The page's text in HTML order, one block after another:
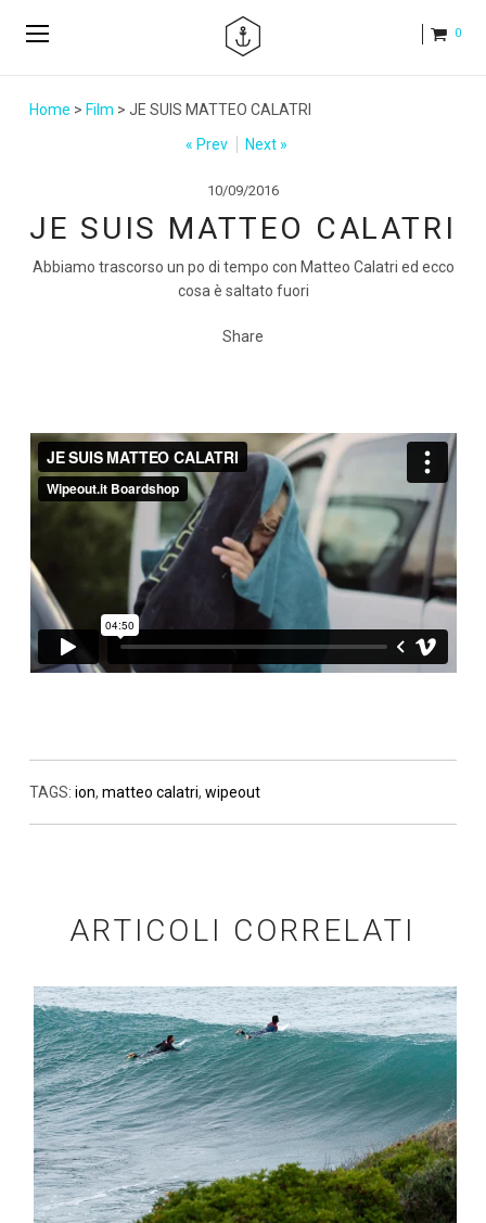
0
Home > Film > JE SUIS MATTEO CALATRI
« Prev
Next »
10/09/2016
JE SUIS MATTEO CALATRI
Abbiamo trascorso un po di tempo con Matteo Calatri ed ecco
cosa è saltato fuori
Share
TAGS: ion, matteo calatri, wipeout
ARTICOLI CORRELATI